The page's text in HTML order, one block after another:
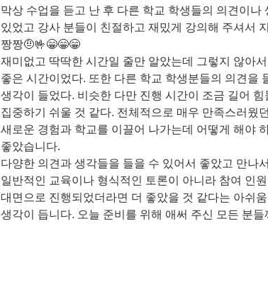
막상 수업을 듣고 난 후 다른 학교 학생들의 의견이
있었고 강사 분들이 친절하고 재밌게 강의해 주셔서
짱짱🤨🤟😁😁😁
재미없고 딱딱한 시간일 줄만 알았는데 그렇지 않아
좋은 시간이었다. 또한 다른 학교 학생분들의 의견을
생각이 들었다. 비슷한 다만 진행 시간이 조금 길어
집중하기 쉬울 것 같다. 전체적으로 매우 만족스러웠
새로운 경험과 학교를 이끌어 나가는데 어떻게 해야
좋았습니다.
다양한 의견과 생각들을 들을 수 있어서 좋았고 만나
일반적인 교육이나 형식적인 토론이 아니라 참여 인
대면으로 진행되었더라면 더 좋았을 것 같다는 아쉬
생각이 듭니다. 오늘 준비를 위해 애써 주신 모든 분들